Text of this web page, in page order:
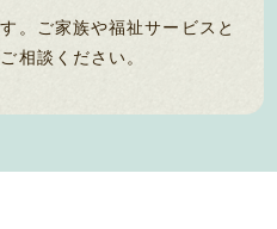
。ご家族や福祉サービスと
相談ください。